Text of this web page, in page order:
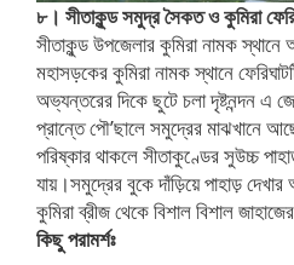
৮। সীতাকুন্ড সমুদ্র সৈকত ও কুমিরা
সীতাকুন্ড উপজেলার কুমিরা নামক স্থানে
মহাসড়কের কুমিরা নামক স্থানে
অভ্যন্তরের দিকে ছুটে চলা দৃষ্টনন্দন এ
প্রান্তে পৌ’ছালে সমুদ্রের মাঝখানে
পরিষ্কার থাকলে সীতাকুণ্ডের সুউচ্চ
যায়।সমুদ্রের বুকে দাঁড়িয়ে পাহাড়
কুমিরা ব্রীজ থেকে বিশাল বিশাল
কিছু পরামর্শঃ